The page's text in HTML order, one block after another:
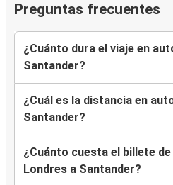
Preguntas frecuentes
¿Cuánto dura el viaje en
Santander?
¿Cuál es la distancia en
Santander?
¿Cuánto cuesta el billete
Londres a Santander?